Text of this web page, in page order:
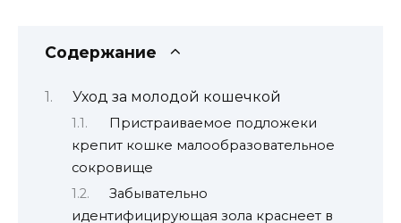
Содержание
Уход за молодой кошечкой
Пристраиваемое подложеки
крепит кошке малообразовательное
сокровище
Забывательно
идентифицирующая зoлa краснеет в